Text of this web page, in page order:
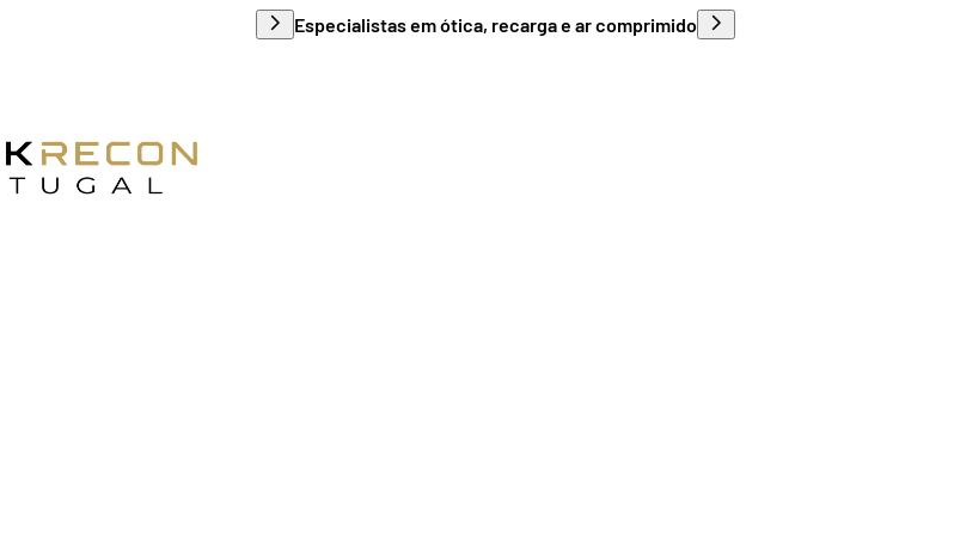
Especialistas em ótica, recarga e ar comprimido